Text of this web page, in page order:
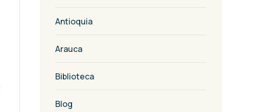
Antioquia
Arauca
Biblioteca
Blog